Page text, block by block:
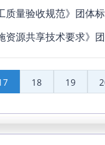
质量验收规范》团体
资源共享技术要求》
18 19